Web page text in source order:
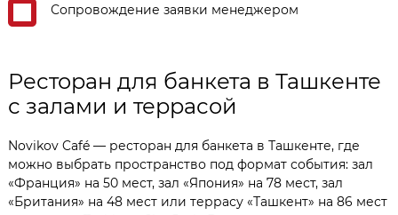
Сопровождение заявки менеджером
Ресторан для банкета в Ташкенте
с залами и террасой
Novikov Café — ресторан для банкета в Ташкенте, где
можно выбрать пространство под формат события: зал
«Франция» на 50 мест, зал «Япония» на 78 мест, зал
«Британия» на 48 мест или террасу «Ташкент» на 86 мест